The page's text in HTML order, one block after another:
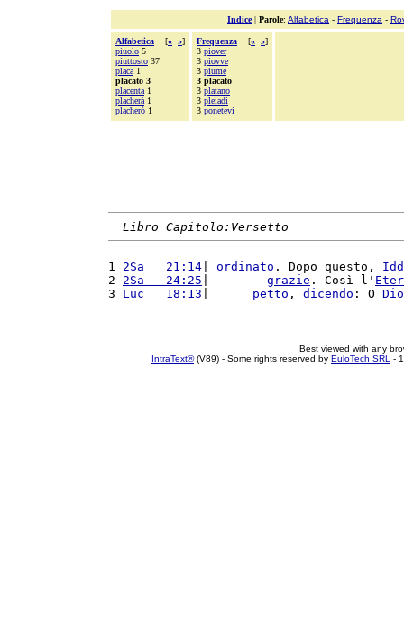
Indice| Parole: Alfabetica - Frequenza -
Alfabetica [« »]
piuolo 5
piuttosto 37
placa 1
placato 3
placenta 1
placherà 1
placherò 1
Frequenza [« »]
3 piover
3 piovve
3 piume
3 placato
3 platano
3 pleiadi
3 ponetevi
Libro Capitolo:Versetto
1 2Sa   21:14 ordinato . Dopo questo,
2 2Sa   24:25 grazie . Così l'
3 Luc   18:13 petto , dicendo : O Dio
Best viewed with any
IntraText®(V89) - Some rights reserved by EuloTech SRL -